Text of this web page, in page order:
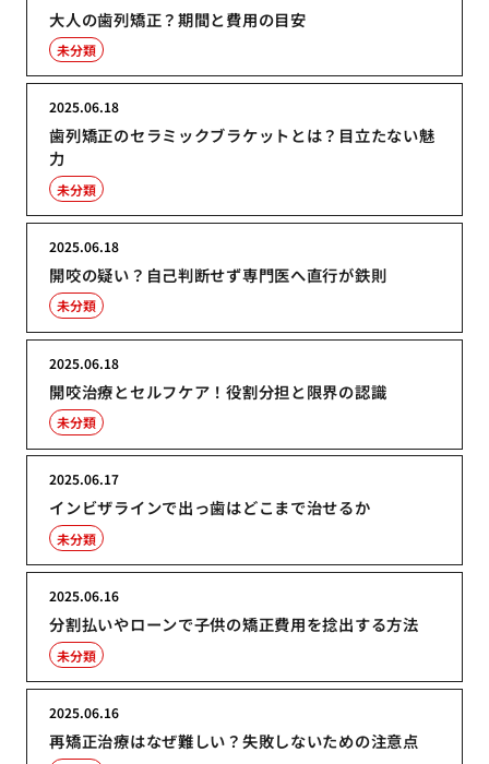
大人の歯列矯正？期間と費用の目安
未分類
歯列矯正のセラミックブラケットとは？目立たない魅
力
2025.06.18
未分類
開咬の疑い？自己判断せず専門医へ直行が鉄則
2025.06.18
未分類
開咬治療とセルフケア！役割分担と限界の認識
2025.06.18
未分類
インビザラインで出っ歯はどこまで治せるか
2025.06.17
未分類
分割払いやローンで子供の矯正費用を捻出する方法
2025.06.16
未分類
再矯正治療はなぜ難しい？失敗しないための注意点
2025.06.16